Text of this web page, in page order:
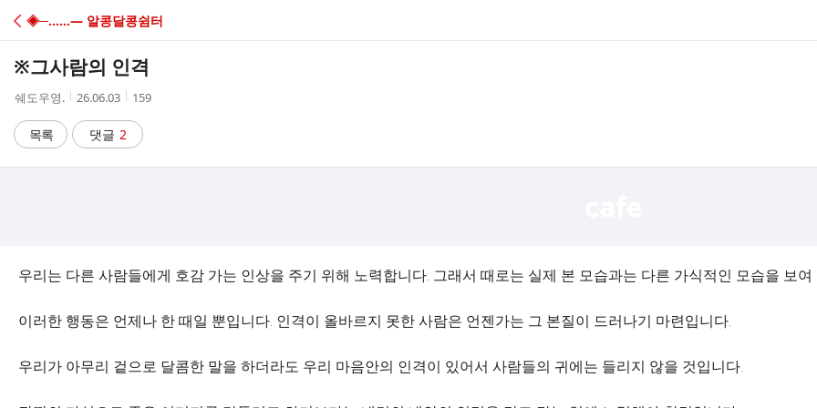
C
A
◈─……― 알콩달콩쉼터
※그사람의 인격
작
자
쉐도우영.
작
시
간
26.06.03
조
수
159
목록 댓글 2
우리는 다른 사람들에게 호감 가는 인상을 주기 위해 노력합니다. 그래서 때로는 실제 본 모습과는 다른 가식적인 모습을 보여
이러한 행동은 언제나 한 때일 뿐입니다. 인격이 올바르지 못한 사람은 언젠가는 그 본질이 드러나기 마련입니다.
우리가 아무리 겉으로 달콤한 말을 하더라도 우리 마음안의 인격이 있어서 사람들의 귀에는 들리지 않을 것입니다.